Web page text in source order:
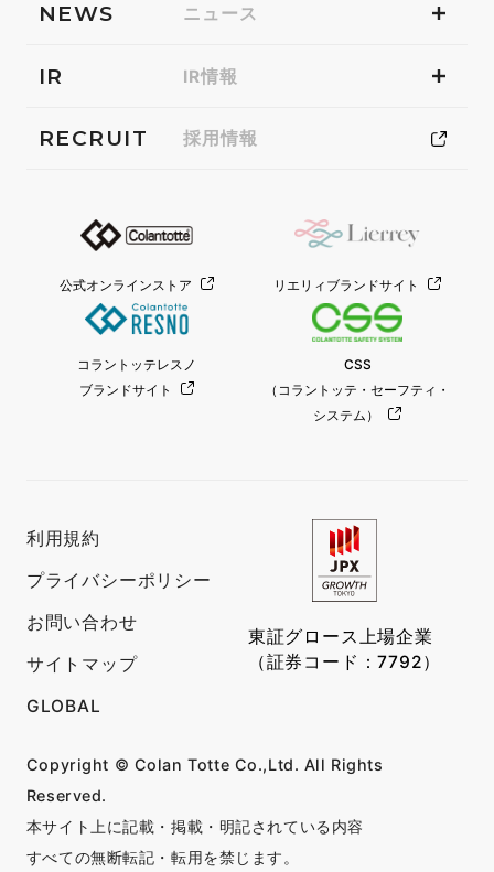
NEWS ニュース
IR IR情報
RECRUIT 採用情報
公式オンラインストア リエリィブランドサイト
コラントッテレスノ
ブランドサイト
CSS
（コラントッテ・セーフティ・
システム）
利用規約
プライバシーポリシー
お問い合わせ
サイトマップ
GLOBAL
Copyright © Colan Totte Co.,Ltd. All Rights
Reserved.
本サイト上に記載・掲載・明記されている内容
すべての無断転記・転用を禁じます。
東証グロース上場企業
（証券コード：7792）